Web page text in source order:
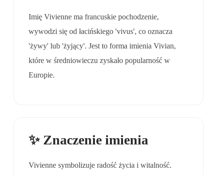
Imię Vivienne ma francuskie pochodzenie,
wywodzi się od łacińskiego 'vivus', co oznacza
'żywy' lub 'żyjący'. Jest to forma imienia Vivian,
które w średniowieczu zyskało popularność w
Europie.
✨ Znaczenie imienia
Vivienne symbolizuje radość życia i witalność.